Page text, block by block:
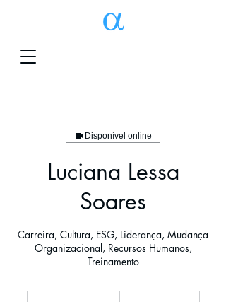
Disponível online
Luciana Lessa
Soares
Carreira, Cultura, ESG, Liderança, Mudança
Organizacional, Recursos Humanos,
Treinamento